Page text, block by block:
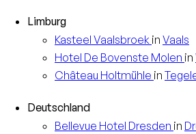
Limburg
Kasteel Vaalsbroek in Vaals
Hotel De Bovenste Molen in
Château Holtmühle in
Deutschland
Bellevue Hotel Dresden in